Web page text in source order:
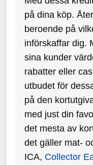
på dina köp.
beroende på
införskaffar dig.
sina kunder
rabatter eller
utbudet för
på den
med just din
det mesta av
det gäller mat-
ICA, Collector